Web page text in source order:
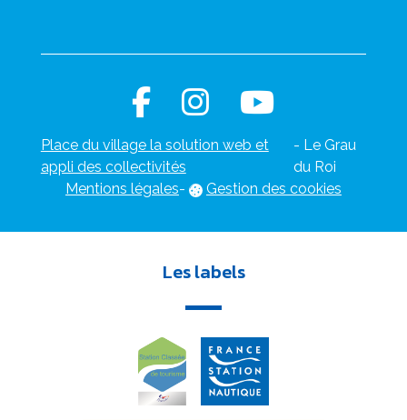
Place du village la solution web et
appli des collectivités
- Le Grau
du Roi
Mentions légales- Gestion des cookies
Les labels